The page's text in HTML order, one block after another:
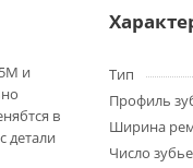
и
в
детали
Тип
Профиль
Ширина
Число